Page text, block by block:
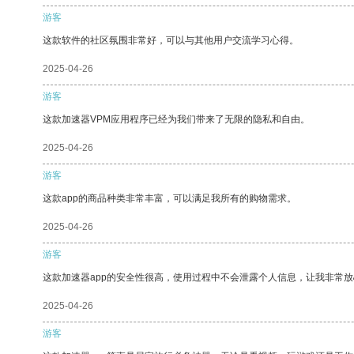
游客
这款软件的社区氛围非常好，可以与其他用户交流学习心得。
2025-04-26
游客
这款加速器VPM应用程序已经为我们带来了无限的隐私和自由。
2025-04-26
游客
这款app的商品种类非常丰富，可以满足我所有的购物需求。
2025-04-26
游客
这款加速器app的安全性很高，使用过程中不会泄露个人信息，让我非常
2025-04-26
游客